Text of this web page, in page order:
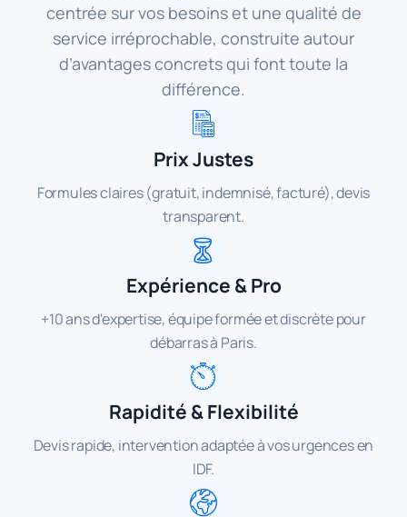
centrée sur vos besoins et une qualité de
service irréprochable, construite autour
d’avantages concrets qui font toute la
différence.
Prix Justes
Formules claires (gratuit, indemnisé, facturé), devis
transparent.
Expérience & Pro
+10 ans d'expertise, équipe formée et discrète pour
débarras à Paris.
Rapidité & Flexibilité
Devis rapide, intervention adaptée à vos urgences en
IDF.